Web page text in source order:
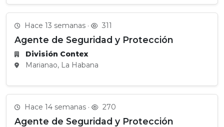
Hace 13 semanas · 311
Agente de Seguridad y Protección
División Contex
Marianao, La Habana
Hace 14 semanas · 270
Agente de Seguridad y Protección